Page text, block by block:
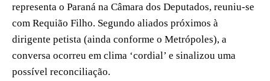
representa o Paraná na Câmara dos Deputados, reuniu-se
com Requião Filho. Segundo aliados próximos à
dirigente petista (ainda conforme o Metrópoles), a
conversa ocorreu em clima ‘cordial’ e sinalizou uma
possível reconciliação.